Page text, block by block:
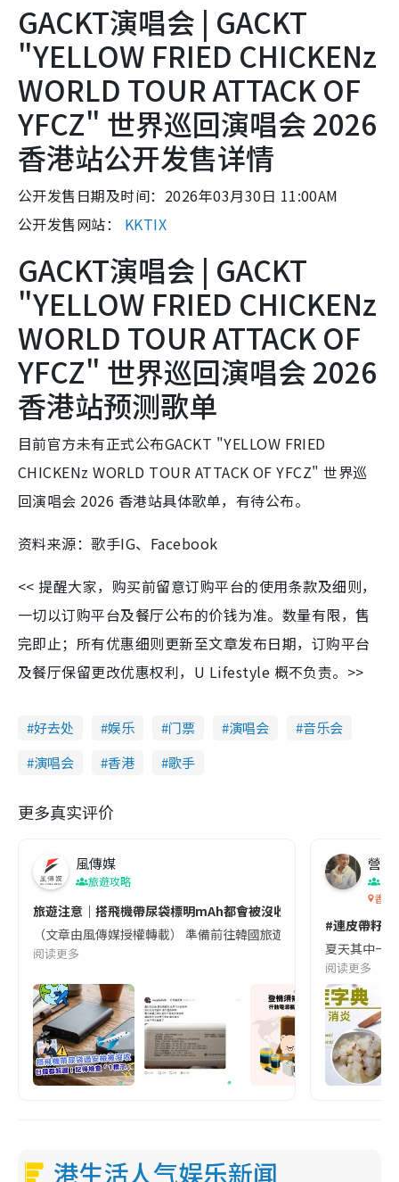
GACKT演唱会 | GACKT
"YELLOW FRIED CHICKENz
WORLD TOUR ATTACK OF
YFCZ" 世界巡回演唱会 2026
香港站公开发售详情
公开发售日期及时间：2026年03月30日 11:00AM
公开发售网站： KKTIX
GACKT演唱会 | GACKT
"YELLOW FRIED CHICKENz
WORLD TOUR ATTACK OF
YFCZ" 世界巡回演唱会 2026
香港站预测歌单
目前官方未有正式公布GACKT "YELLOW FRIED
CHICKENz WORLD TOUR ATTACK OF YFCZ" 世界巡
回演唱会 2026 香港站具体歌单，有待公布。
资料来源：歌手IG、Facebook
<< 提醒大家，购买前留意订购平台的使用条款及细则，
一切以订购平台及餐厅公布的价钱为准。数量有限，售
完即止；所有优惠细则更新至文章发布日期，订购平台
及餐厅保留更改优惠权利，U Lifestyle 概不负责。>>
好去处 娱乐 门票 演唱会
音乐会
演唱会
香港 歌手
更多真实评价
風傳媒
旅遊攻略
旅遊注意｜搭飛機帶尿袋標明mAh都會被沒收😱出發前切記檢查
（文章由風傳媒授權轉載） 準備前往韓國旅遊的民眾，近期要
阅读更多
營養
香港
#連皮帶籽
夏天其中一
阅读更多
港生活人气娱乐新闻